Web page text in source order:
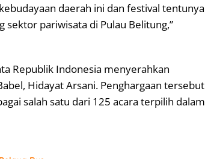
daerah ini dan festival tentunya
pariwisata di Pulau Belitung,”
Republik Indonesia menyerahkan
Hidayat Arsani. Penghargaan tersebut
salah satu dari 125 acara terpilih dalam